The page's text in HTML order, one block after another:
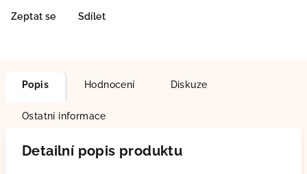
Zeptat se Sdílet
Popis Hodnocení Diskuze
Ostatní informace
Detailní popis produktu